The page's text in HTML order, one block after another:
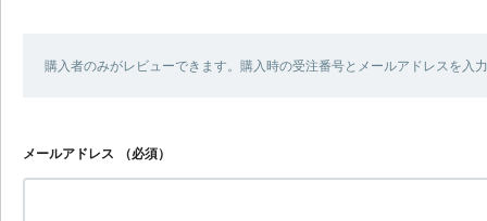
購入者のみがレビューできます。購入時の受注番号とメールアドレスを入
メールアドレス （必須）